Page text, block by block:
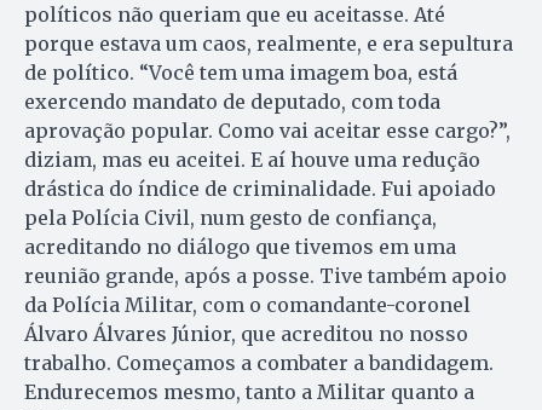
políticos não queriam que eu aceitasse. Até
porque estava um caos, realmente, e era sepultura
de político. “Você tem uma imagem boa, está
exercendo mandato de deputado, com toda
aprovação popular. Como vai aceitar esse cargo?”,
diziam, mas eu aceitei. E aí houve uma redução
drástica do índice de criminalidade. Fui apoiado
pela Polícia Civil, num gesto de confiança,
acreditando no diálogo que tivemos em uma
reunião grande, após a posse. Tive também apoio
da Polícia Militar, com o comandante-coronel
Álvaro Álvares Júnior, que acreditou no nosso
trabalho. Começamos a combater a bandidagem.
Endurece­mos mesmo, tanto a Militar quanto a